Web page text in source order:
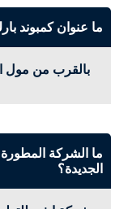
ما عنوان كمبوند
بالقرب من مول
ما الشركة
الجديدة؟